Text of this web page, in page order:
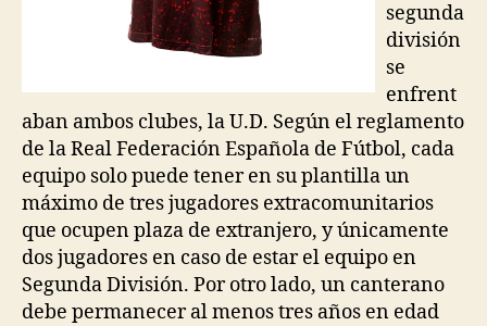
segunda
división
se
enfrent
aban ambos clubes, la U.D. Según el reglamento
de la Real Federación Española de Fútbol, cada
equipo solo puede tener en su plantilla un
máximo de tres jugadores extracomunitarios
que ocupen plaza de extranjero, y únicamente
dos jugadores en caso de estar el equipo en
Segunda División. Por otro lado, un canterano
debe permanecer al menos tres años en edad